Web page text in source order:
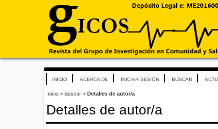
INICIO ACERCA DE INICIAR SESIÓN BUSCAR
Inicio > Buscar > Detalles de autor/a
Detalles de autor/a